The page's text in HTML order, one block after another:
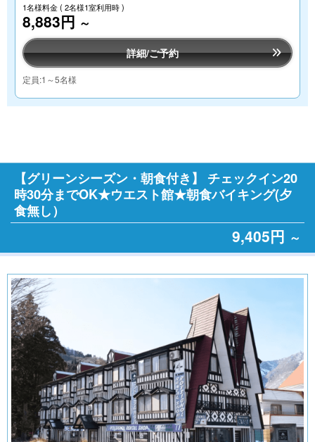
1名様料金( 2名様1室利用時 )
8,883円 ～
詳細/ご予約
定員:1～5名様
【グリーンシーズン・朝食付き】 チェックイン20
時30分までOK★ウエスト館★朝食バイキング(夕
食無し）
9,405円 ～